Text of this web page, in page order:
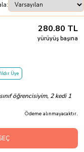
280.80 TL
yürüyüş başına
Üye
öğrencisiyim, 2 kedi 1
Ödeme alınmayacaktır.